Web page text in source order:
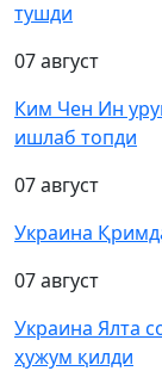
тушди
07 август
Ким Чен Ин
ишлаб топди
07 август
Украина
07 август
Украина Ялта
ҳужум қилди